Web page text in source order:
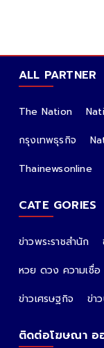
ALL PARTNER
The Nation
กรุงเทพธุรกิจ
Thainewsonline
CATE GORIES
ข่าวพระราชสำนัก
หวย ดวง ความเชื่อ
ข่าวเศรษฐกิจ
ข่า
ติดต่อโฆษณา อ